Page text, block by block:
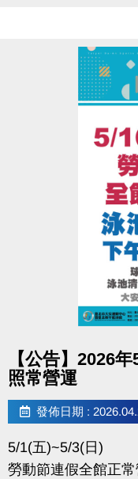
【公告】2026
照常營運
發佈日期 :
5/1(五)~5/3(日)
勞動節連假全館正